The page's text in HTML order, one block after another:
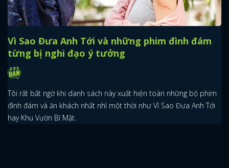
Vì Sao Đưa Anh Tới và những phim đình đám
từng bị nghi đạo ý tưởng
Tôi rất bất ngờ khi danh sách này xuất hiện toàn những bộ phim
đình đám và ăn khách nhất nhì một thời như Vì Sao Đưa Anh Tới
hay Khu Vườn Bí Mật.